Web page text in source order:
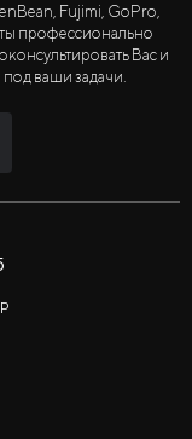
Fujimi, GoPro,
профессионально
Вас и
ваши задачи.